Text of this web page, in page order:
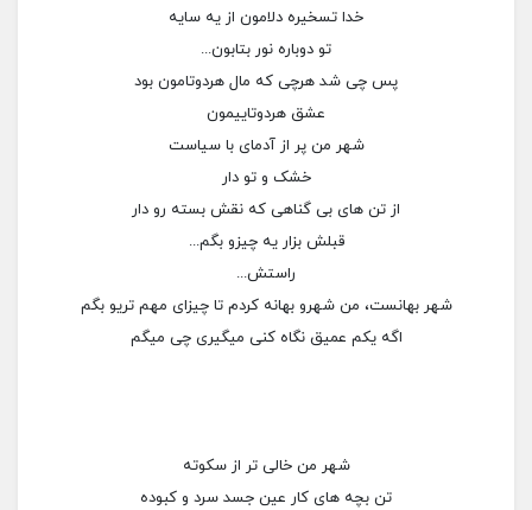
خدا تسخیره دلامون از یه سایه
تو دوباره نور بتابون...
پس چی شد هرچی که مال هردوتامون بود
عشق هردوتاییمون
شهر من پر از آدمای با سیاست
خشک و تو دار
از تن های بی گناهی که نقش بسته رو دار
قبلش بزار یه چیزو بگم...
راستش...
شهر بهانست، من شهرو بهانه کردم تا چیزای مهم تریو بگم
اگه یکم عمیق نگاه کنی میگیری چی میگم
شهر من خالی تر از سکوته
تن بچه های کار عین جسد سرد و کبوده